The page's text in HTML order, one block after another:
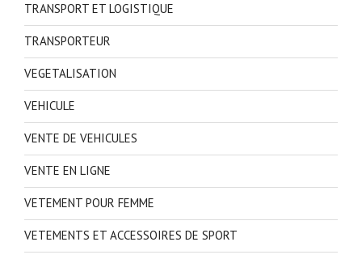
TRANSPORT ET LOGISTIQUE
TRANSPORTEUR
VEGETALISATION
VEHICULE
VENTE DE VEHICULES
VENTE EN LIGNE
VETEMENT POUR FEMME
VETEMENTS ET ACCESSOIRES DE SPORT